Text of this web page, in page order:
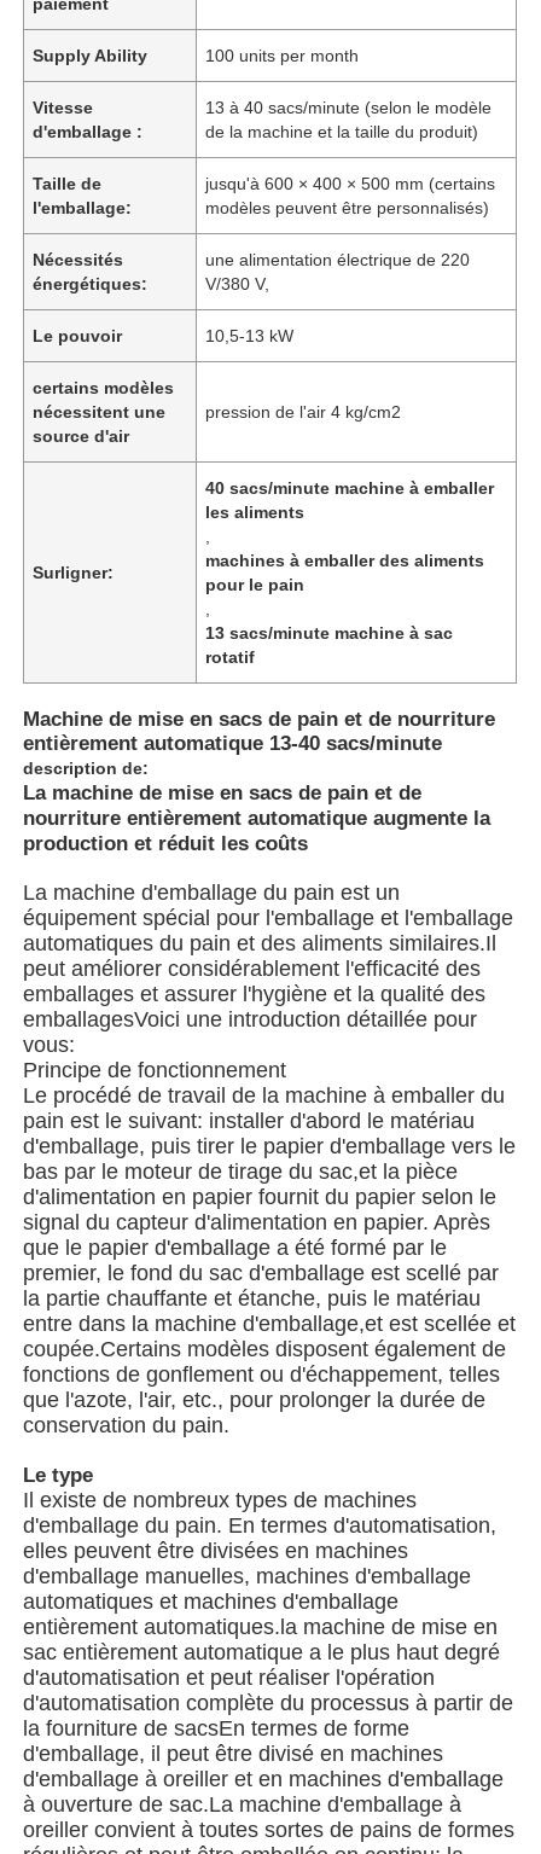
À la maison
Produits
Vidéos
À propos de nous
Contrôle de qualité
Nous contacter
nouvelles
Les affaires
Machines à emballer en rotation
Supply Ability 100 units per month
Vitesse
d'emballage :
13 à 40 sacs/minute (selon le modèle
de la machine et la taille du produit)
Taille de
l'emballage:
jusqu'à 600 × 400 × 500 mm (certains
modèles peuvent être personnalisés)
Nécessités
énergétiques:
une alimentation électrique de 220
V/380 V,
Le pouvoir 10,5-13 kW
certains modèles
nécessitent une
source d'air
pression de l'air 4 kg/cm2
Surligner:
40 sacs/minute machine à emballer
les aliments
machines à emballer des aliments
pour le pain
13 sacs/minute machine à sac
rotatif
Machine de mise en sacs de pain et de nourriture
entièrement automatique 13-40 sacs/minute
description de:
La machine de mise en sacs de pain et de
nourriture entièrement automatique augmente la
production et réduit les coûts
La machine d'emballage du pain est un
équipement spécial pour l'emballage et l'emballage
automatiques du pain et des aliments similaires.Il
peut améliorer considérablement l'efficacité des
emballages et assurer l'hygiène et la qualité des
emballagesVoici une introduction détaillée pour
vous:
Principe de fonctionnement
Le procédé de travail de la machine à emballer du
pain est le suivant: installer d'abord le matériau
d'emballage, puis tirer le papier d'emballage vers le
bas par le moteur de tirage du sac,et la pièce
d'alimentation en papier fournit du papier selon le
signal du capteur d'alimentation en papier. Après
que le papier d'emballage a été formé par le
premier, le fond du sac d'emballage est scellé par
la partie chauffante et étanche, puis le matériau
entre dans la machine d'emballage,et est scellée et
coupée.Certains modèles disposent également de
fonctions de gonflement ou d'échappement, telles
que l'azote, l'air, etc., pour prolonger la durée de
conservation du pain.
Le type
Il existe de nombreux types de machines
d'emballage du pain. En termes d'automatisation,
elles peuvent être divisées en machines
d'emballage manuelles, machines d'emballage
automatiques et machines d'emballage
entièrement automatiques.la machine de mise en
sac entièrement automatique a le plus haut degré
d'automatisation et peut réaliser l'opération
d'automatisation complète du processus à partir de
la fourniture de sacsEn termes de forme
d'emballage, il peut être divisé en machines
d'emballage à oreiller et en machines d'emballage
à ouverture de sac.La machine d'emballage à
oreiller convient à toutes sortes de pains de formes